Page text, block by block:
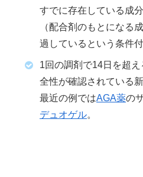
すでに存在している成
（配合剤のもとになる
過しているという条件付
1回の調剤で14日を超
全性が確認されている
最近の例ではAGA薬の
デュオゲル。